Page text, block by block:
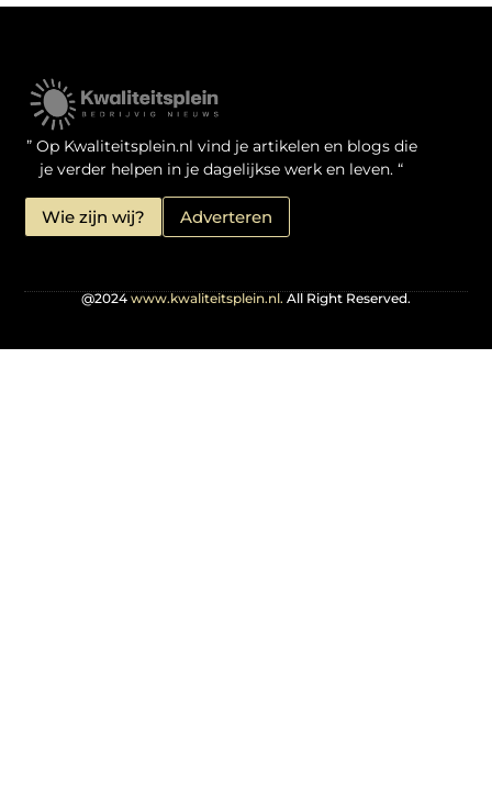
” Op Kwaliteitsplein.nl vind je artikelen en blogs die
je verder helpen in je dagelijkse werk en leven. “
Wie zijn wij? Adverteren
@2024 www.kwaliteitsplein.nl. All Right Reserved.